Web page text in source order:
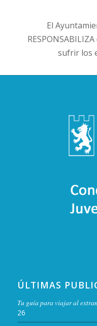
El
sufrir los
ÚLTIMAS
Tu guía para viajar al
26